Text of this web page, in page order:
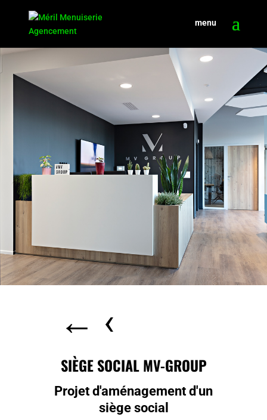
← ‹
SIÈGE SOCIAL MV-GROUP
Projet d'aménagement d'un
siège social